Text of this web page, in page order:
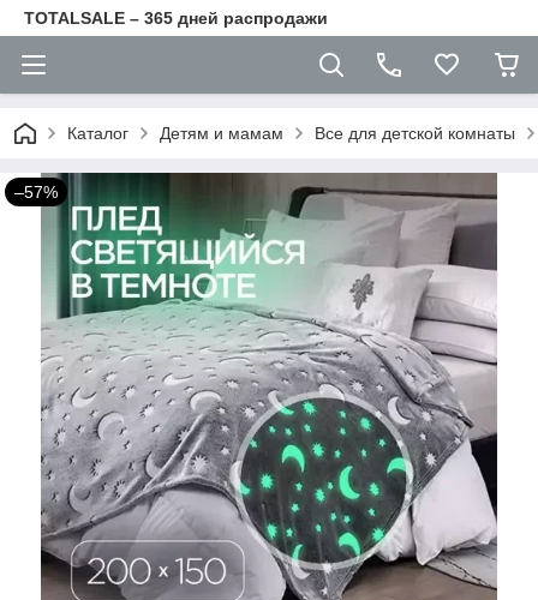
TOTALSALE – 365 дней распродажи
Каталог Детям и мамам Все для детской комнаты
–57%